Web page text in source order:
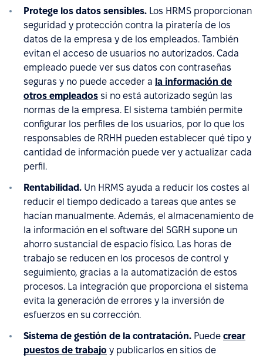
Protege los datos sensibles. Los HRMS proporcionan
seguridad y protección contra la piratería de los
datos de la empresa y de los empleados. También
evitan el acceso de usuarios no autorizados. Cada
empleado puede ver sus datos con contraseñas
seguras y no puede acceder a la información de
otros empleados si no está autorizado según las
normas de la empresa. El sistema también permite
configurar los perfiles de los usuarios, por lo que los
responsables de RRHH pueden establecer qué tipo y
cantidad de información puede ver y actualizar cada
perfil.
Rentabilidad. Un HRMS ayuda a reducir los costes al
reducir el tiempo dedicado a tareas que antes se
hacían manualmente. Además, el almacenamiento de
la información en el software del SGRH supone un
ahorro sustancial de espacio físico. Las horas de
trabajo se reducen en los procesos de control y
seguimiento, gracias a la automatización de estos
procesos. La integración que proporciona el sistema
evita la generación de errores y la inversión de
esfuerzos en su corrección.
Sistema de gestión de la contratación. Puede crear
puestos de trabajo y publicarlos en sitios de